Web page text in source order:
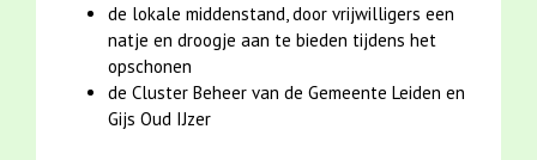
de lokale middenstand, door vrijwilligers een
natje en droogje aan te bieden tijdens het
opschonen
de Cluster Beheer van de Gemeente Leiden en
Gijs Oud IJzer